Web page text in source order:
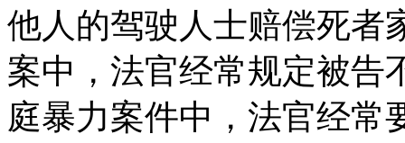
他人的驾驶人士赔偿死者
案中，法官经常规定被告
庭暴力案件中，法官经常